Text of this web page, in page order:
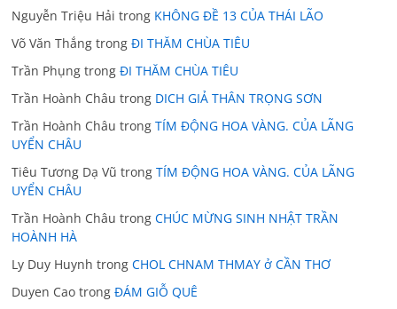
Nguyễn Triệu Hải trong KHÔNG ĐỀ 13 CỦA THÁI LÃO
Võ Văn Thắng trongĐI THĂM CHÙA TIÊU
Trần Phụng trongĐI THĂM CHÙA TIÊU
Trần Hoành Châu trong DICH GIẢ THÂN TRỌNG SƠN
Trần Hoành Châu trongTÍM ĐỘNG HOA VÀNG. CỦA LÃNG
UYỂN CHÂU
Tiêu Tương Dạ Vũ trongTÍM ĐỘNG HOA VÀNG. CỦA LÃNG
UYỂN CHÂU
Trần Hoành Châu trongCHÚC MỪNG SINH NHẬT TRẦN
HOÀNH HÀ
Ly Duy Huynh trongCHOL CHNAM THMAY ở CẦN THƠ
Duyen Cao trongĐÁM GIỖ QUÊ